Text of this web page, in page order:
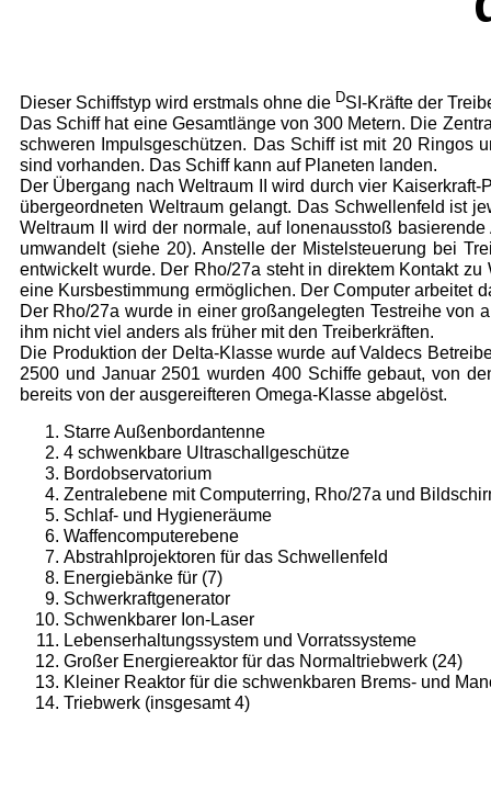
Dieser Schiffstyp wird erstmals ohne die DSI-Kräfte der
Das Schiff hat eine Gesamtlänge von 300 Metern. Die
schweren Impulsgeschützen. Das Schiff ist mit 20 Ringos
sind vorhanden. Das Schiff kann auf Planeten landen.
Der Übergang nach Weltraum II wird durch vier
übergeordneten Weltraum gelangt. Das Schwellenfeld ist
Weltraum II wird der normale, auf lonenausstoß
umwandelt (siehe 20). Anstelle der Mistelsteuerung bei
entwickelt wur­de. Der Rho/27a steht in direktem Kontakt
eine Kursbestimmung ermöglichen. Der Compu­ter arbeitet
Der Rho/27a wurde in einer großangeleg­ten Testreihe von
ihm nicht viel anders als früher mit den Treiberkräften.
Die Produktion der Delta-Klasse wurde auf Valdecs
2500 und Januar 2501 wurden 400 Schiffe gebaut, von
bereits von der ausgereifteren Omega-Klasse abgelöst.
Starre Außenbordantenne
4 schwenkbare Ultraschallgeschütze
Bordobservatorium
Zentralebene mit Computerring, Rho/27a und
Schlaf- und Hygieneräume
Waffencomputerebene
Abstrahlprojektoren für das Schwellen­feld
Energiebänke für (7)
Schwerkraftgenerator
Schwenkbarer Ion-Laser
Lebenserhaltungssystem und Vorrats­systeme
Großer Energiereaktor für das Normal­triebwerk (24)
Kleiner Reaktor für die schwenkbaren Brems- und
Triebwerk (insgesamt 4)